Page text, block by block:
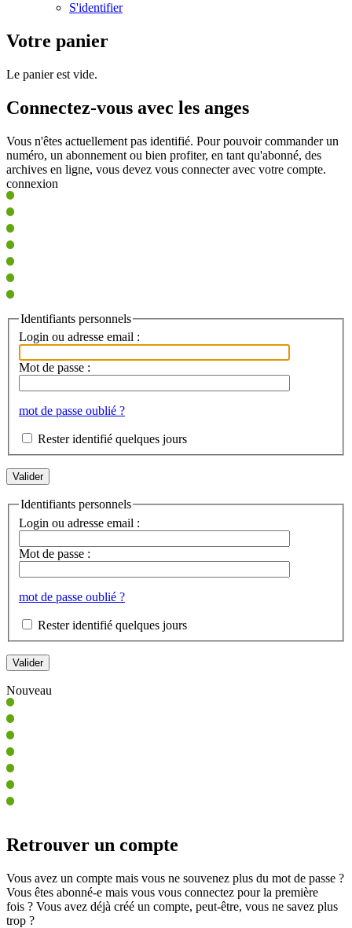
S'identifier
Votre panier
Le panier est vide.
Connectez-vous avec les anges
Vous n'êtes actuellement pas identifié. Pour pouvoir commander un
numéro, un abonnement ou bien profiter, en tant qu'abonné, des
archives en ligne, vous devez vous connecter avec votre compte.
connexion
Identifiants personnels
Login ou adresse email :
Mot de passe :
mot de passe oublié ?
Rester identifié quelques jours
Identifiants personnels
Login ou adresse email :
Mot de passe :
mot de passe oublié ?
Rester identifié quelques jours
Nouveau
Retrouver un compte
Vous avez un compte mais vous ne souvenez plus du mot de passe ?
Vous êtes abonné-e mais vous vous connectez pour la première
fois ? Vous avez déjà créé un compte, peut-être, vous ne savez plus
trop ?